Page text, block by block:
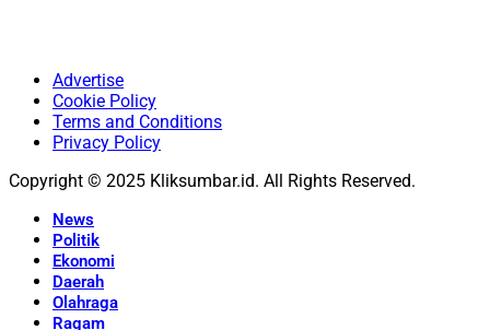
Advertise
Cookie Policy
Terms and Conditions
Privacy Policy
Copyright © 2025 Kliksumbar.id. All Rights Reserved.
News
Politik
Ekonomi
Daerah
Olahraga
Ragam